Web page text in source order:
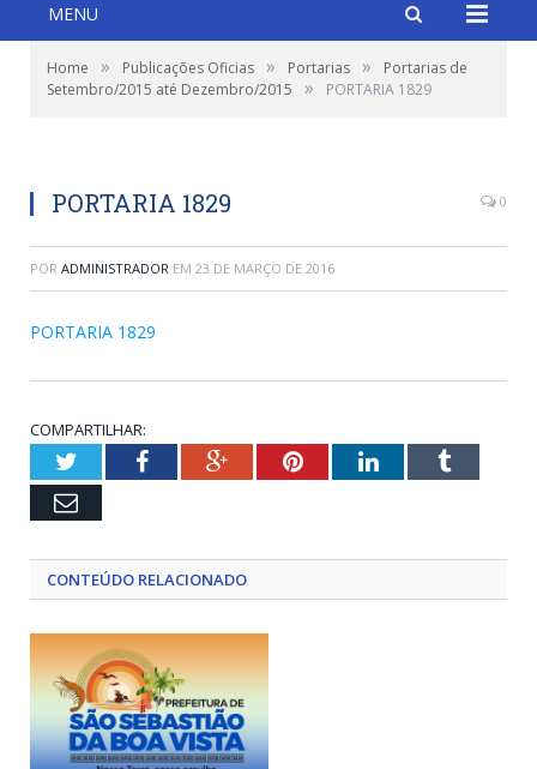
MENU
Home » Publicações Oficias » Portarias »
Portarias de
Setembro/2015 até Dezembro/2015
» PORTARIA 1829
PORTARIA 1829 0
POR ADMINISTRADOR EM 23 DE MARÇO DE 2016
PORTARIA 1829
COMPARTILHAR:
TwitterFacebookGoogle+PinterestLinkedInTumblr
Email
CONTEÚDO RELACIONADO